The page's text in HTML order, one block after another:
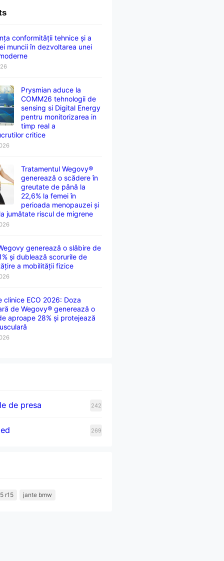
conformității tehnice și a
muncii în dezvoltarea unei
Prysmian aduce la
COMM26 tehnologii de
sensing si Digital Energy
pentru monitorizarea in
timp real a
critice
Tratamentul Wegovy®
generează o scădere în
greutate de până la
22,6% la femei în
perioada menopauzei și
jumătate riscul de migrene
generează o slăbire de
și dublează scorurile de
a mobilității fizice
clinice ECO 2026: Doza
de Wegovy® generează o
aproape 28% și protejează
de presa 242
269
r15 jante bmw